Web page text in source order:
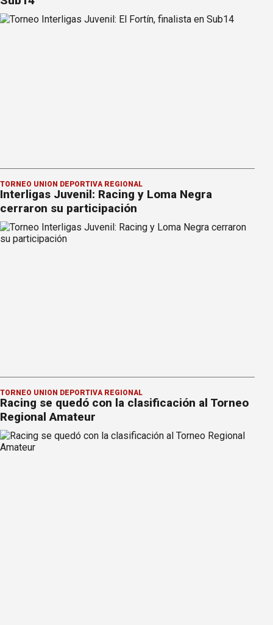
TORNEO UNIÓN DEPORTIVA REGIONAL
Interligas Juvenil: Racing y Loma Negra
cerraron su participación
TORNEO UNIÓN DEPORTIVA REGIONAL
Racing se quedó con la clasificación al Torneo
Regional Amateur